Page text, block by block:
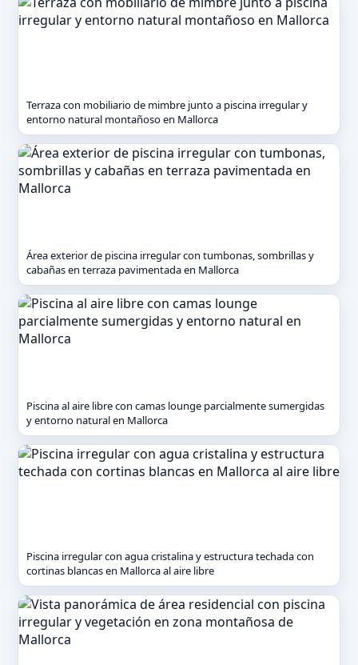
Terraza con mobiliario de mimbre junto a piscina irregular y
entorno natural montañoso en Mallorca
Área exterior de piscina irregular con tumbonas, sombrillas y
cabañas en terraza pavimentada en Mallorca
Piscina al aire libre con camas lounge parcialmente sumergidas
y entorno natural en Mallorca
Piscina irregular con agua cristalina y estructura techada con
cortinas blancas en Mallorca al aire libre